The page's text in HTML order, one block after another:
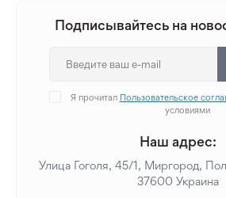
Подписывайтесь на
Я прочитал Пользовательское
условиями
Наш адрес:
Улица Гоголя, 45/1, Миргород,
37600 Украина